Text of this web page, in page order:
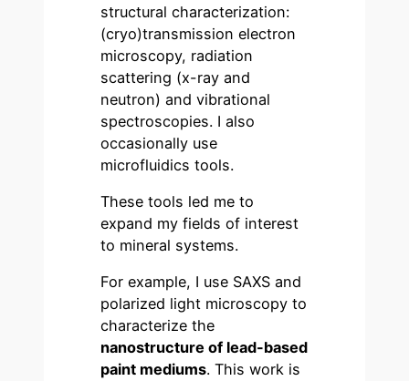
structural characterization:
(cryo)transmission electron
microscopy, radiation
scattering (x-ray and
neutron) and vibrational
spectroscopies. I also
occasionally use
microfluidics tools.
These tools led me to
expand my fields of interest
to mineral systems.
For example, I use SAXS and
polarized light microscopy to
characterize the
nanostructure of lead-based
paint mediums. This work is